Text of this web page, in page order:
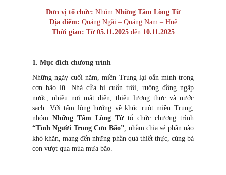
Đơn vị tổ chức: Nhóm Những Tấm Lòng Từ
Địa điểm: Quảng Ngãi – Quảng Nam – Huế
Thời gian: Từ 05.11.2025đến 10.11.2025
1. Mục đích chương trình
Những ngày cuối năm, miền Trung lại oằn mình trong
cơn bão lũ. Nhà cửa bị cuốn trôi, ruộng đồng ngập
nước, nhiều nơi mất điện, thiếu lương thực và nước
sạch. Với tấm lòng hướng về khúc ruột miền Trung,
nhóm Những Tấm Lòng Từtổ chức chương trình
“Tình Người Trong Cơn Bão”, nhằm chia sẻ phần nào
khó khăn, mang đến những phần quà thiết thực, cùng bà
con vượt qua mùa mưa bão.